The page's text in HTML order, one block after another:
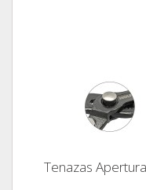
Tenazas